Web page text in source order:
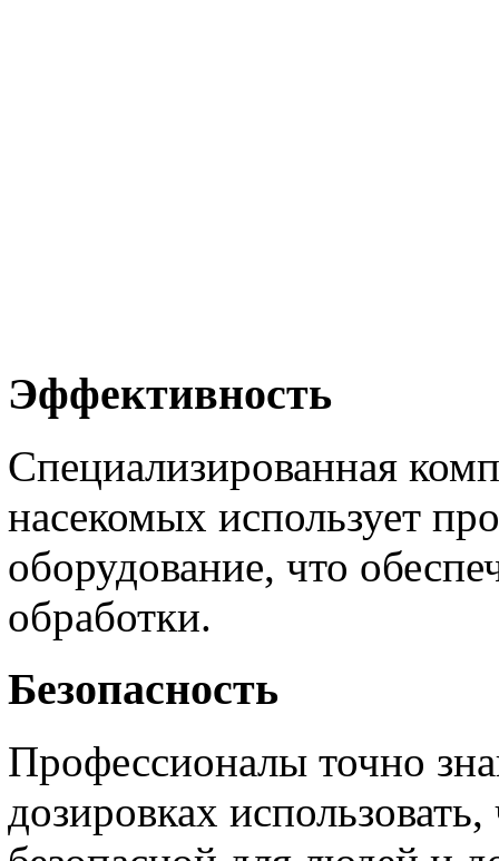
Эффективность
Специализированная
насекомых использует
оборудование, что
обработки.
Безопасность
Профессионалы точно
дозировках